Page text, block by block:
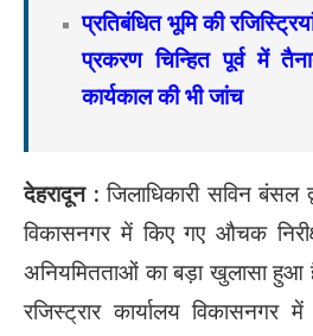
प्रतिबंधित भूमि की
प्रकरण चिन्हित पूर्व में
कार्यकाल की भी जांच
देहरादून : जिलाधिकारी सविन बंसल
विकासनगर में किए गए औचक
अनियमितताओं का बड़ा खुलासा हुआ
रजिस्ट्रार कार्यालय विकासनगर